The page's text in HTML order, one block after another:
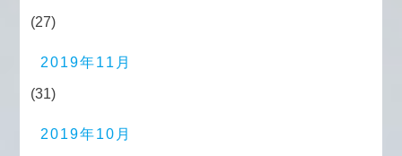
(27)
2019年11月
(31)
2019年10月